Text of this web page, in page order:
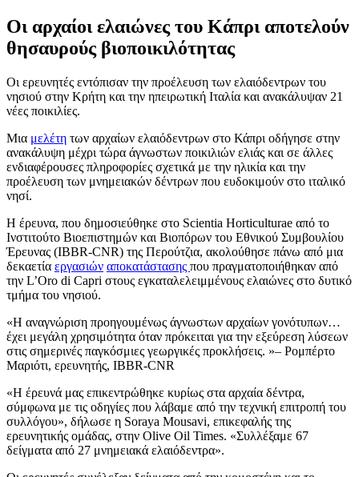
Οι αρχαίοι ελαιώνες του Κάπρι αποτελούν
θησαυρούς βιοποικιλότητας
Οι ερευνητές εντόπισαν την προέλευση των ελαιόδεντρων του
νησιού στην Κρήτη και την ηπειρωτική Ιταλία και ανακάλυψαν 21
νέες ποικιλίες.
Μια μελέτη των αρχαίων ελαιόδεντρων στο Κάπρι οδήγησε στην
ανακάλυψη μέχρι τώρα άγνωστων ποικιλιών ελιάς και σε άλλες
ενδιαφέρουσες πληροφορίες σχετικά με την ηλικία και την
προέλευση των μνημειακών δέντρων που ευδοκιμούν στο ιταλικό
νησί.
Η έρευνα, που δημοσιεύθηκε στο Scientia Horticulturae από το
Ινστιτούτο Βιοεπιστημών και Βιοπόρων του Εθνικού Συμβουλίου
Έρευνας (IBBR-CNR) της Περούτζια, ακολούθησε πάνω από μια
δεκαετία εργασιών αποκατάστασης που πραγματοποιήθηκαν από
την L’Oro di Capri στους εγκαταλελειμμένους ελαιώνες στο δυτικό
τμήμα του νησιού.
Η αναγνώριση προηγουμένως άγνωστων αρχαίων γονότυπων…
έχει μεγάλη χρησιμότητα όταν πρόκειται για την εξεύρεση λύσεων
στις σημερινές παγκόσμιες γεωργικές προκλήσεις.
– Ρομπέρτο
Μαριότι, ερευνητής, IBBR-CNR
«Η έρευνά μας επικεντρώθηκε κυρίως στα αρχαία δέντρα,
σύμφωνα με τις οδηγίες που λάβαμε από την τεχνική επιτροπή του
συλλόγου», δήλωσε η Soraya Mousavi, επικεφαλής της
ερευνητικής ομάδας, στην Olive Oil Times. «Συλλέξαμε 67
δείγματα από 27 μνημειακά ελαιόδεντρα».